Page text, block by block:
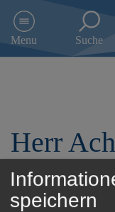
e
m
Menu Suche
Herr
Vorsitzender
speichern